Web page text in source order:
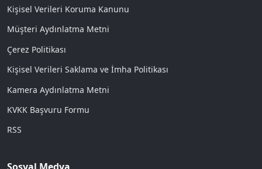
Kişisel Verileri Koruma Kanunu
Müşteri Aydınlatma Metni
Çerez Politikası
Kişisel Verileri Saklama ve İmha Politikası
Kamera Aydınlatma Metni
KVKK Başvuru Formu
RSS